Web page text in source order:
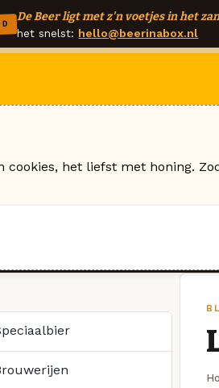
De Beer ligt met z'n voetjes in het
het snelst: hello@beerinabox.nl
cookies, het liefst met honing.